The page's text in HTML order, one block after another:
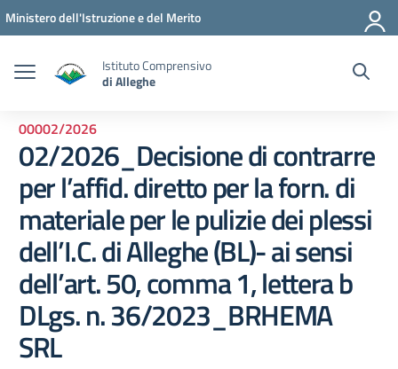
Vai ai contenuti
Vai al menu di navigazione
Vai al footer
Ministero dell'Istruzione e del Merito
Istituto Comprensivo
di Alleghe
00002/2026
02/2026_Decisione di contrarre
per l’affid. diretto per la forn. di
materiale per le pulizie dei plessi
dell’I.C. di Alleghe (BL)- ai sensi
dell’art. 50, comma 1, lettera b
DLgs. n. 36/2023_BRHEMA
SRL